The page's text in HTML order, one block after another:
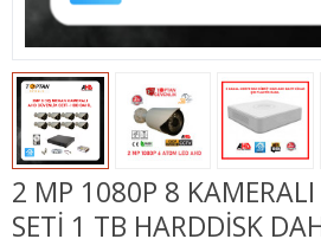
2 MP 1080P 8
SETI 1 TB HARDDISK